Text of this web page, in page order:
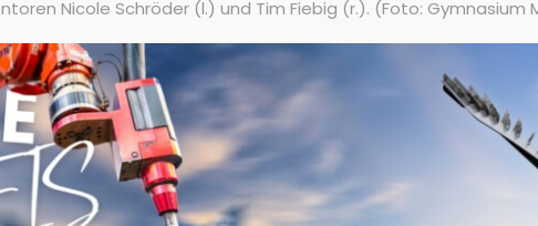
Nicole Schröder (l.) und Tim Fiebig (r.). (Foto: Gymnasium